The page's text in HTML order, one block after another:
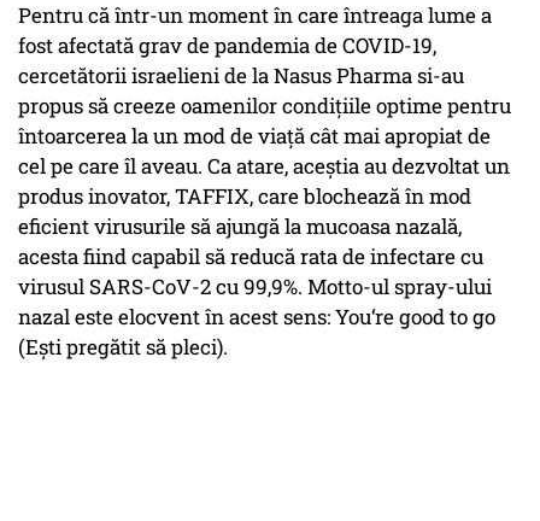
Pentru că într-un moment în care întreaga lume a
fost afectată grav de pandemia de COVID-19,
cercetătorii israelieni de la Nasus Pharma si-au
propus să creeze oamenilor condițiile optime pentru
întoarcerea la un mod de viață cât mai apropiat de
cel pe care îl aveau. Ca atare, aceștia au dezvoltat un
produs inovator, TAFFIX, care blochează în mod
eficient virusurile să ajungă la mucoasa nazală,
acesta fiind capabil să reducă rata de infectare cu
virusul SARS-CoV-2 cu 99,9%. Motto-ul spray-ului
nazal este elocvent în acest sens: You‘re good to go
(Ești pregătit să pleci).